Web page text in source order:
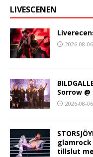
LIVESCENEN
2026-08-06
Sorrow
2026-08-06
tillslut